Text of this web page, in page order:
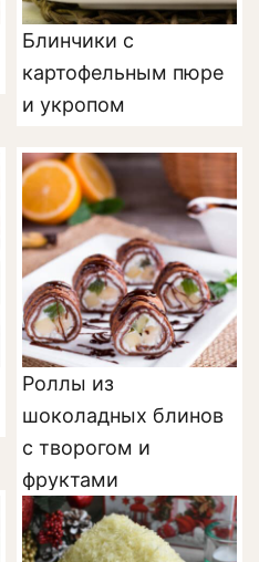
Блинчики с
картофельным пюре
и укропом
Роллы из
шоколадных блинов
с творогом и
фруктами